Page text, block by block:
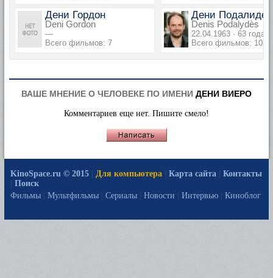
Дени Гордон
Deni Gordon
—
Всего фильмов: 7
Дени Подалидес
Denis Podalydès
22.04.1963 · 63 года
Всего фильмов: 103
ВАШЕ МНЕНИЕ О ЧЕЛОВЕКЕ ПО ИМЕНИ ДЕНИ ВИЕРО
Комментариев еще нет. Пишите смело!
KinoSpace.ru © 2015 Для компьютера Карта сайта
Контакты
Поиск
Фильмы
Мультфильмы Сериалы Новости Интервью Киноблог